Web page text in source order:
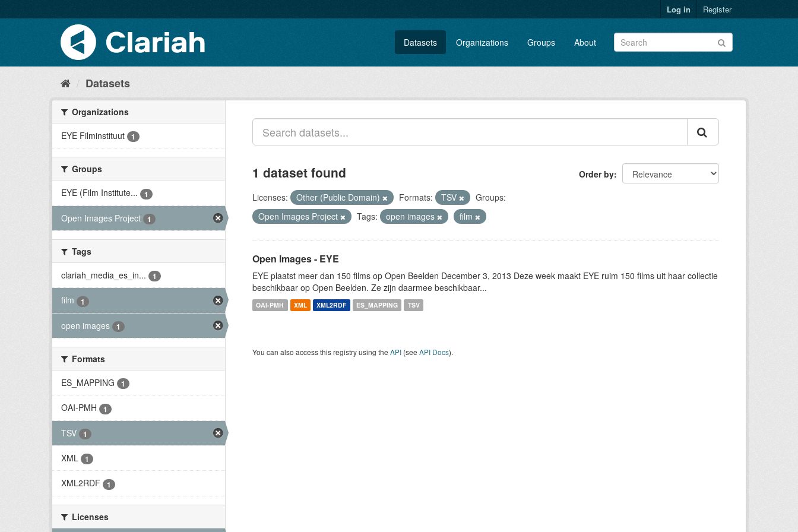
Log in Register
Datasets Organizations Groups About
Datasets
Organizations
EYE Filminstituut
1
Groups
EYE (Film Institute...
1
Open Images Project 1
Tags
clariah_media_es_in...
1
film 1
open images 1
Formats
ES_MAPPING
1
OAI-PMH 1
TSV 1
XML 1
XML2RDF 1
Licenses
Order by
1 dataset found
Licenses: Other (Public Domain) Formats: TSV
Groups:
Open Images Project
Tags: open images film
Open Images - EYE
EYE plaatst meer dan 150 films op Open Beelden December 3, 2013 Deze week maakt EYE ruim 150 films uit haar collectie
beschikbaar op Open Beelden. Ze zijn daarmee beschikbaar...
OAI-PMH XML XML2RDF ES_MAPPING TSV
You can also access this registry using the API (see API Docs).